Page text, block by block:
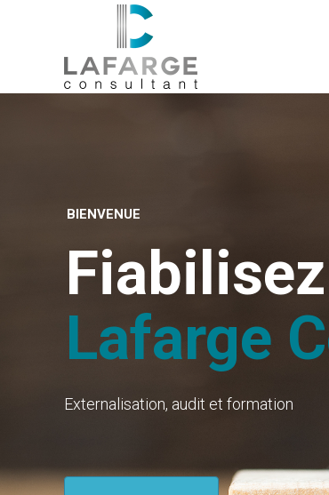
BIENVENUE
Lafarge
Externalisation, audit et formation